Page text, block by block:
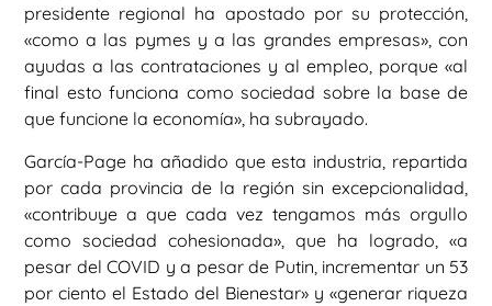
presidente regional ha apostado por su protección,
«como a las pymes y a las grandes empresas», con
ayudas a las contrataciones y al empleo, porque «al
final esto funciona como sociedad sobre la base de
que funcione la economía», ha subrayado.
García-Page ha añadido que esta industria, repartida
por cada provincia de la región sin excepcionalidad,
«contribuye a que cada vez tengamos más orgullo
como sociedad cohesionada», que ha logrado, «a
pesar del COVID y a pesar de Putin, incrementar un 53
por ciento el Estado del Bienestar» y «generar riqueza